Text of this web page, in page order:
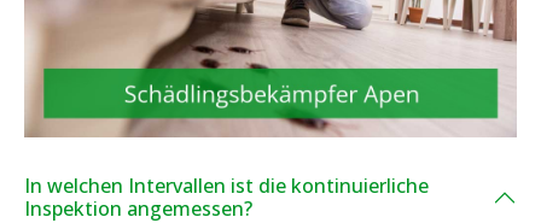
In welchen Intervallen ist die kontinuierliche
Inspektion angemessen?